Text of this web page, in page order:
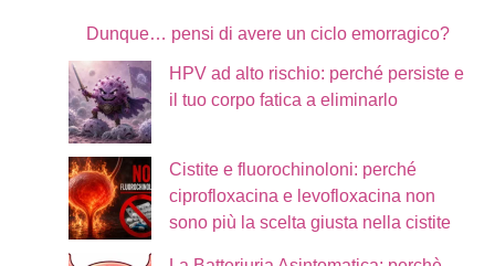
Dunque… pensi di avere un ciclo emorragico?
HPV ad alto rischio: perché persiste e
il tuo corpo fatica a eliminarlo
Cistite e fluorochinoloni: perché
ciprofloxacina e levofloxacina non
sono più la scelta giusta nella cistite